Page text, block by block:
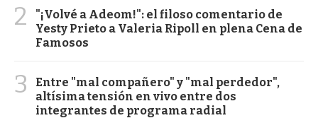
2
"¡Volvé a Adeom!": el filoso comentario de
Yesty Prieto a Valeria Ripoll en plena Cena de
Famosos
3
Entre "mal compañero" y "mal perdedor",
altísima tensión en vivo entre dos
integrantes de programa radial